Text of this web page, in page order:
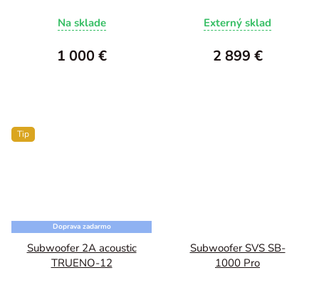
Na sklade
1 000 €
Externý sklad
2 899 €
Tip
Doprava zadarmo
Subwoofer 2A acoustic
TRUENO-12
Subwoofer SVS SB-
1000 Pro